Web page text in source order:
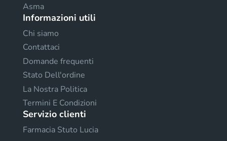
Asma
Informazioni utili
Chi siamo
Contattaci
Domande frequenti
Stato Dell'ordine
La Nostra Politica
Termini E Condizioni
Servizio clienti
Farmacia Stuto Lucia